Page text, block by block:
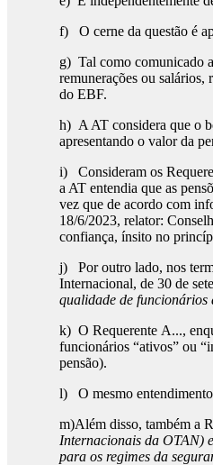
f) O cerne da questão é
g) Tal como comunicado
remunerações ou salários,
do EBF.
h) A AT considera que o
apresentando o valor da
i) Consideram os
a AT entendia que as
vez que de acordo com
18/6/2023, relator:
confiança, ínsito no
j) Por outro lado, nos
Internacional, de 30 de
qualidade de funcionários
k) O Requerente A...,
funcionários “ativos” ou
pensão).
l) O mesmo entendimento
m)Além disso, também a
Internacionais da OTAN)
para os regimes da